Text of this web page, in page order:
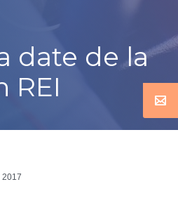
date de la
REI
2017